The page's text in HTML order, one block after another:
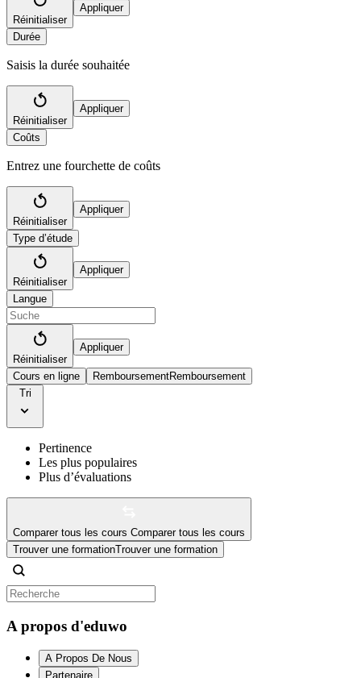
Réinitialiser
Appliquer
Durée
Saisis la durée souhaitée
Réinitialiser
Appliquer
Coûts
Entrez une fourchette de coûts
Réinitialiser
Appliquer
Type d’étude
Réinitialiser
Appliquer
Langue
Réinitialiser
Appliquer
Cours en ligne RemboursementRemboursement
Tri
Pertinence
Les plus populaires
Plus d’évaluations
Comparer tous les cours Comparer tous les cours
Trouver une formationTrouver une formation
A propos d'eduwo
A Propos De Nous
Partenaire